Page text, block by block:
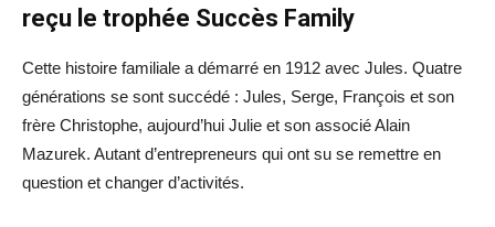
reçu le trophée Succès Family
Cette histoire familiale a démarré en 1912 avec Jules. Quatre
générations se sont succédé : Jules, Serge, François et son
frère Christophe, aujourd’hui Julie et son associé Alain
Mazurek. Autant d’entrepreneurs qui ont su se remettre en
question et changer d’activités.